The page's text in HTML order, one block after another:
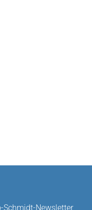
Schmidt-Newsletter